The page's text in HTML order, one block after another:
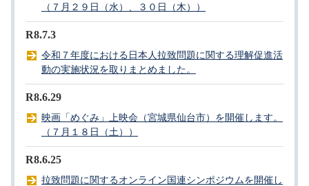
（７月２９日（水）、３０日（木））
R8.7.3
令和７年度における日本人拉致問題に関する理解促進活
動の実施状況を取りまとめました。
R8.6.29
映画「めぐみ」上映会（宮城県仙台市）を開催します。
（７月１８日（土））
R8.6.25
拉致問題に関するオンライン国連シンポジウムを開催し